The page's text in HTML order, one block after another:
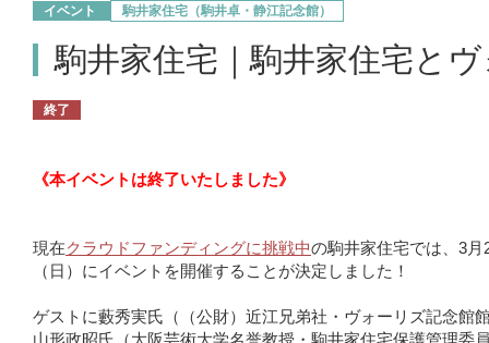
イベント 駒井家住宅（駒井卓・静江記念館）
駒井家住宅｜駒井家住宅と
終了
《本イベントは終了いたしました》
現在クラウドファンディングに挑戦中の駒井家住宅では、3月
（日）にイベントを開催することが決定しました！
ゲストに藪秀実氏（（公財）近江兄弟社・ヴォーリズ記念館